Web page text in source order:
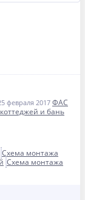
февраля 2017 ФАС
и бань
Схема монтажа
Схема монтажа